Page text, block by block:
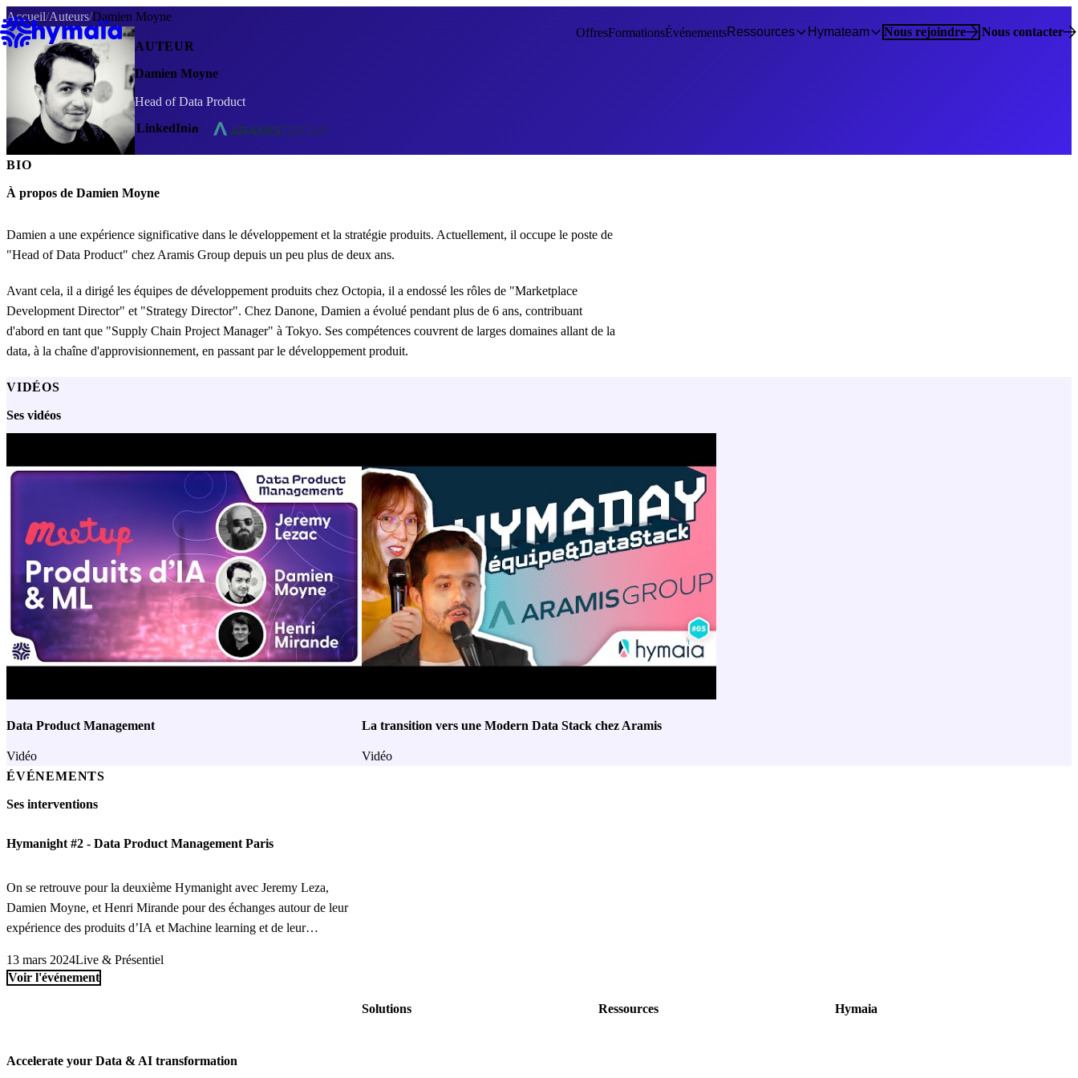
OffresFormationsÉvénementsRessources Hymateam Nous rejoindre Nous contacter
Accueil/Auteurs/Damien Moyne
AUTEUR
Damien Moyne
Head of Data Product
LinkedIn
BIO
À propos de Damien Moyne
Damien a une expérience significative dans le développement et la stratégie produits. Actuellement, il occupe le poste de
"Head of Data Product" chez Aramis Group depuis un peu plus de deux ans.
Avant cela, il a dirigé les équipes de développement produits chez Octopia, il a endossé les rôles de "Marketplace
Development Director" et "Strategy Director". Chez Danone, Damien a évolué pendant plus de 6 ans, contribuant
d'abord en tant que "Supply Chain Project Manager" à Tokyo. Ses compétences couvrent de larges domaines allant de la
data, à la chaîne d'approvisionnement, en passant par le développement produit.
VIDÉOS
Ses vidéos
Data Product Management
Vidéo
La transition vers une Modern Data Stack chez Aramis
Vidéo
ÉVÉNEMENTS
Ses interventions
Hymanight #2 - Data Product Management Paris
On se retrouve pour la deuxième Hymanight avec Jeremy Leza,
Damien Moyne, et Henri Mirande pour des échanges autour de leur
expérience des produits d’IA et Machine learning et de leur
13 mars 2024Live & Présentiel
Voir l'événement
Accelerate your Data & AI transformation
Solutions
Ressources
Hymaia
Panneau de gestion des cookies